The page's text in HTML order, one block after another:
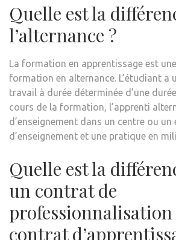
Quelle est la
l’alternance ?
La formation en apprentissage est
formation en alternance. L’étudiant a
travail à durée déterminée d’une
cours de la formation, l’apprenti
d’enseignement dans un centre ou
d’enseignement et une pratique en
Quelle est la
un contrat de
professionnalisation
contrat